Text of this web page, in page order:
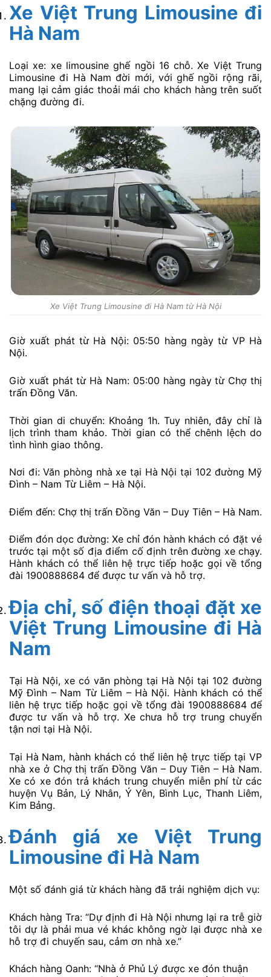
Xe Việt Trung Limousine đi
Hà Nam
Loại xe: xe limousine ghế ngồi 16 chỗ. Xe Việt Trung
Limousine đi Hà Nam đời mới, với ghế ngồi rộng rãi,
mang lại cảm giác thoải mái cho khách hàng trên suốt
chặng đường đi.
Xe Việt Trung Limousine đi Hà Nam từ Hà Nội
Giờ xuất phát từ Hà Nội: 05:50 hàng ngày từ VP Hà
Nội.
Giờ xuất phát từ Hà Nam: 05:00 hàng ngày từ Chợ thị
trấn Đồng Văn.
Thời gian di chuyển: Khoảng 1h. Tuy nhiên, đây chỉ là
lịch trình tham khảo. Thời gian có thể chênh lệch do
tình hình giao thông.
Nơi đi: Văn phòng nhà xe tại Hà Nội tại 102 đường Mỹ
Đình – Nam Từ Liêm – Hà Nội.
Điểm đến: Chợ thị trấn Đồng Văn – Duy Tiên – Hà Nam.
Điểm đón dọc đường: Xe chỉ đón hành khách có đặt vé
trước tại một số địa điểm cố định trên đường xe chạy.
Hành khách có thể liên hệ trực tiếp hoặc gọi về tổng
đài 1900888684 để được tư vấn và hỗ trợ.
Địa chỉ, số điện thoại đặt xe
Việt Trung Limousine đi Hà
Nam
Tại Hà Nội, xe có văn phòng tại Hà Nội tại 102 đường
Mỹ Đình – Nam Từ Liêm – Hà Nội. Hành khách có thể
liên hệ trực tiếp hoặc gọi về tổng đài 1900888684 để
được tư vấn và hỗ trợ. Xe chưa hỗ trợ trung chuyển
tận nơi tại Hà Nội.
Tại Hà Nam, hành khách có thể liên hệ trực tiếp tại VP
nhà xe ở Chợ thị trấn Đồng Văn – Duy Tiên – Hà Nam.
Xe có xe đón trả khách trung chuyển miễn phí từ các
huyện Vụ Bản, Lý Nhân, Ý Yên, Bình Lục, Thanh Liêm,
Kim Bảng.
Đánh giá xe Việt Trung
Limousine đi Hà Nam
Một số đánh giá từ khách hàng đã trải nghiệm dịch vụ:
Khách hàng Tra: “Dự định đi Hà Nội nhưng lại ra trễ giờ
tôi dự là phải mua vé khác không ngờ lại được nhà xe
hỗ trợ đi chuyến sau, cảm ơn nhà xe.”
Khách hàng Oanh: “Nhà ở Phủ Lý được xe đón thuận